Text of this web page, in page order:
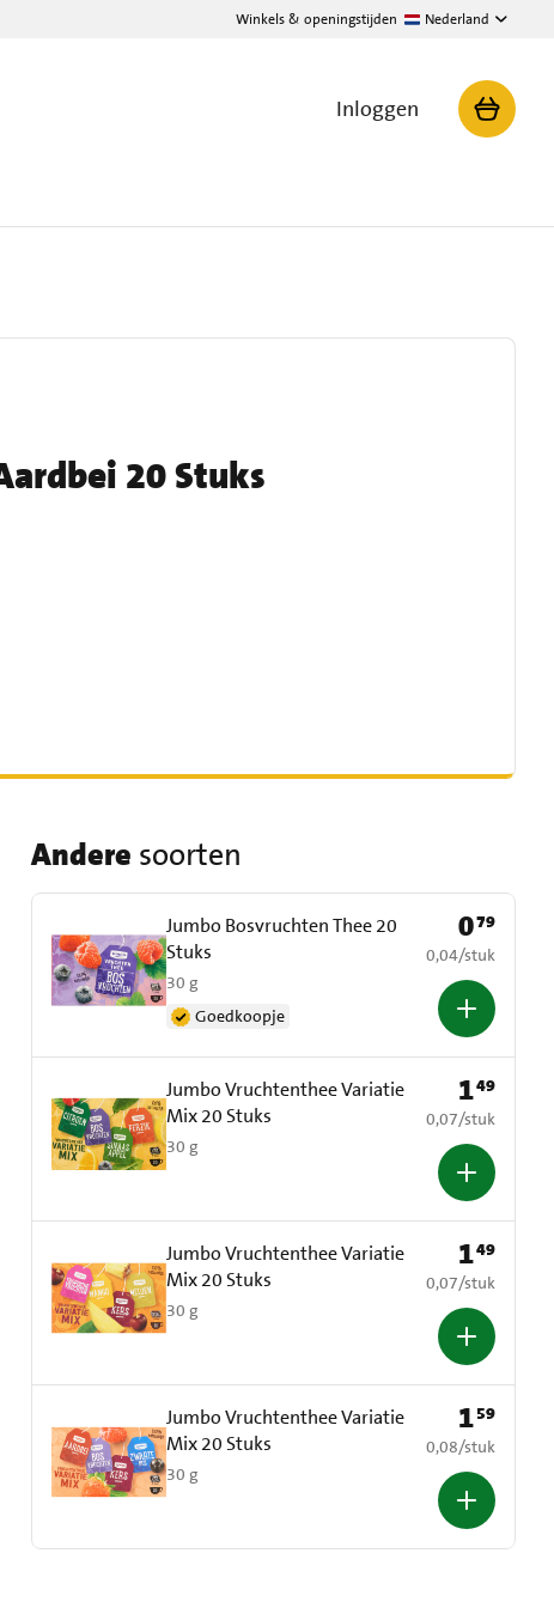
Winkels & openingstijden Nederland
Inloggen
20 Stuks
Andere soorten
Jumbo Bosvruchten Thee 20
Stuks
30 g
Goedkoopje
Prijs: € 0,79
079
€ 0,04 per stuk
0,04/stuk
Jumbo Vruchtenthee Variatie
Mix 20 Stuks
30 g
Prijs: € 1,49
149
€ 0,07 per stuk
0,07/stuk
Jumbo Vruchtenthee Variatie
Mix 20 Stuks
30 g
Prijs: € 1,49
149
€ 0,07 per stuk
0,07/stuk
Jumbo Vruchtenthee Variatie
Mix 20 Stuks
30 g
Prijs: € 1,59
159
€ 0,08 per stuk
0,08/stuk